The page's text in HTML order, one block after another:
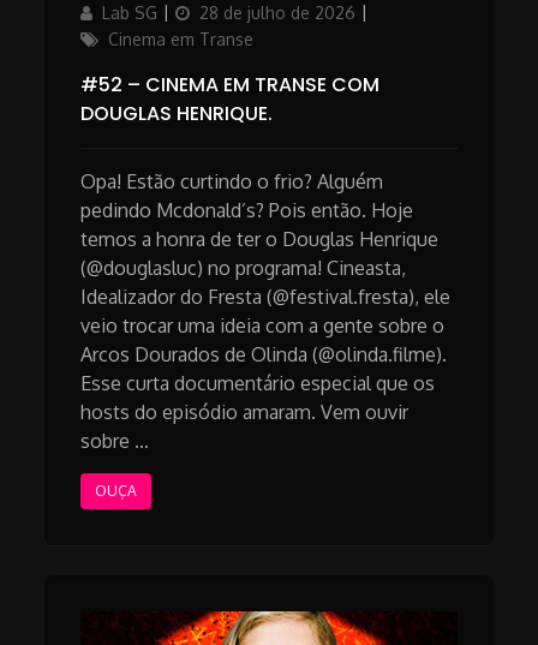
AuthorLab SG
Updated
on
28 de julho de 2026
Cinema em Transe
#52 – CINEMA EM TRANSE COM
DOUGLAS HENRIQUE.
Opa! Estão curtindo o frio? Alguém
pedindo Mcdonald’s? Pois então. Hoje
temos a honra de ter o Douglas Henrique
(@douglasluc) no programa! Cineasta,
Idealizador do Fresta (@festival.fresta), ele
veio trocar uma ideia com a gente sobre o
Arcos Dourados de Olinda (@olinda.filme).
Esse curta documentário especial que os
hosts do episódio amaram. Vem ouvir
sobre …
OUÇA